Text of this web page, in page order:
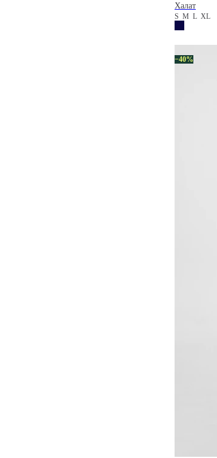
Халат
S M L XL
−40%